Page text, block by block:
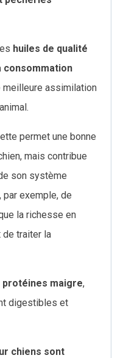
huiles de qualité
consommation
meilleure assimilation
permet une bonne
mais contribue
son système
par exemple, de
la richesse en
traiter la
protéines maigre,
digestibles et
chiens sont